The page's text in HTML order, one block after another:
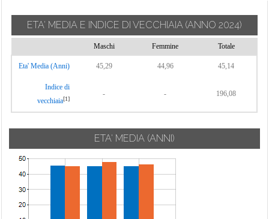
ETA' MEDIA E INDICE DI VECCHIAIA (ANNO 2024)
Maschi Femmine Totale
Eta' Media (Anni) 45,29 44,96 45,14
Indice di
vecchiaia[1]
- - 196,08
ETA' MEDIA (ANNI)